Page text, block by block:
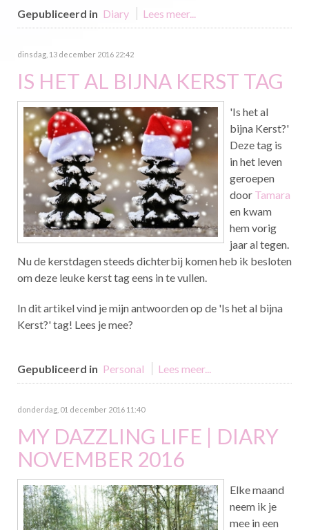
Gepubliceerd in Diary Lees meer...
dinsdag, 13 december 2016 22:42
IS HET AL BIJNA KERST TAG
'Is het al
bijna Kerst?'
Deze tag is
in het leven
geroepen
door Tamara
en kwam
hem vorig
jaar al tegen.
Nu de kerstdagen steeds dichterbij komen heb ik besloten
om deze leuke kerst tag eens in te vullen.
In dit artikel vind je mijn antwoorden op de 'Is het al bijna
Kerst?' tag! Lees je mee?
Gepubliceerd in Personal Lees meer...
donderdag, 01 december 2016 11:40
MY DAZZLING LIFE | DIARY
NOVEMBER 2016
Elke maand
neem ik je
mee in een